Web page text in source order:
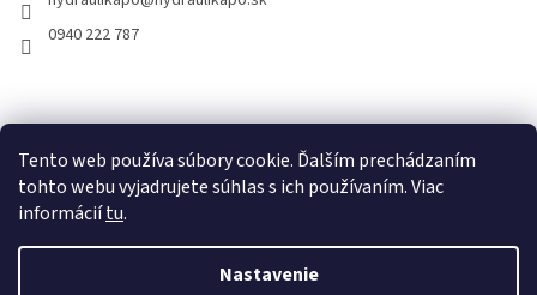
Tento web používa súbory cookie. Ďalším prechádzaním
tohto webu vyjadrujete súhlas s ich používaním. Viac
informáciítu.
Nastavenie
0940 222 787
Vytvoril Shoptet